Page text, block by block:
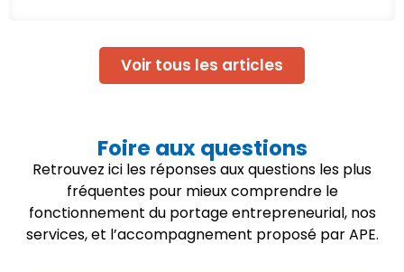
Voir tous les articles
Foire aux questions
Retrouvez ici les réponses aux questions les plus
fréquentes pour mieux comprendre le
fonctionnement du portage entrepreneurial, nos
services, et l’accompagnement proposé par APE.